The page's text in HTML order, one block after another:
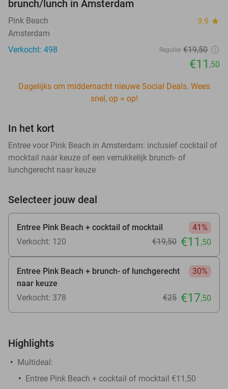
brunch/lunch in Amsterdam
Pink Beach 9.9 star
Amsterdam
Verkocht: 498
Regulier €19,50
€11 ,50
Dagelijks om middernacht nieuwe Social Deals. Wees
snel, op = op!
In het kort
Entree voor Pink Beach in Amsterdam: inclusief cocktail of
mocktail naar keuze of een verrukkelijk brunch- of
lunchgerecht naar keuze
Selecteer jouw deal
Entree Pink Beach + cocktail of mocktail
41%
Verkocht: 120
€19,50 €11 ,50
Entree Pink Beach + brunch- of lunchgerecht
naar keuze
30%
Verkocht: 378 €25 €17,50
Highlights
Multideal:
Entree Pink Beach + cocktail of mocktail €11,50